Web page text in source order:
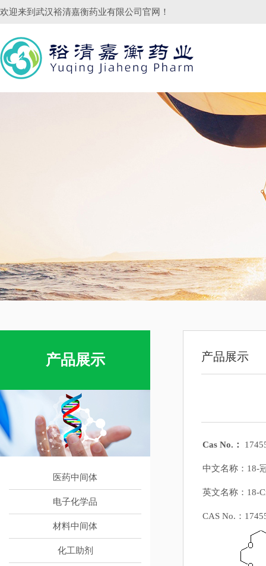
欢迎来到 武汉裕清嘉衡药业有限公司 官网！
产品展示
医药中间体
电子化学品
材料中间体
化工助剂
产品展示
Cas No.：
中文名称：18-
英文名称：18-
CAS No.：